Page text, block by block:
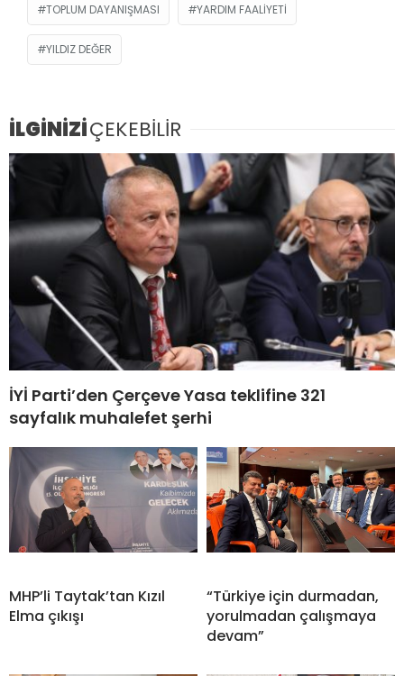
TOPLUM DAYANIŞMASI YARDIM FAALIYETI
YILDIZ DEĞER
İLGİNİZİÇEKEBİLİR
İYİ Parti’den Çerçeve Yasa teklifine 321
sayfalık muhalefet şerhi
MHP’li Taytak’tan Kızıl
Elma çıkışı
“Türkiye için durmadan,
yorulmadan çalışmaya
devam”